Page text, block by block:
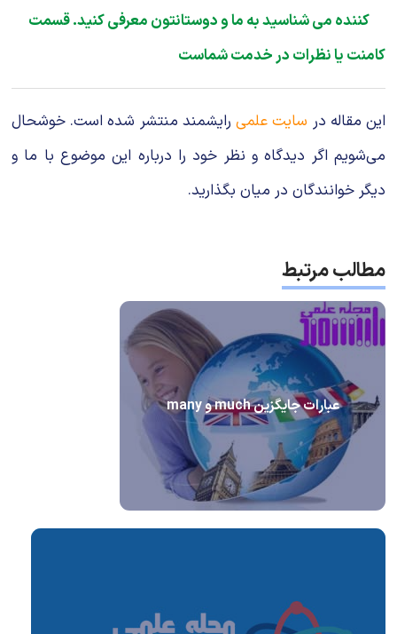
کننده می شناسید به ما و دوستانتون معرفی کنید. قسمت
کامنت یا نظرات در خدمت شماست
این مقاله در سایت علمیرایشمند منتشر شده است. خوشحال
می‌شویم اگر دیدگاه و نظر خود را درباره این موضوع با ما و
دیگر خوانندگان در میان بگذارید.
مطالب مرتبط
عبارات جایگزین much و many